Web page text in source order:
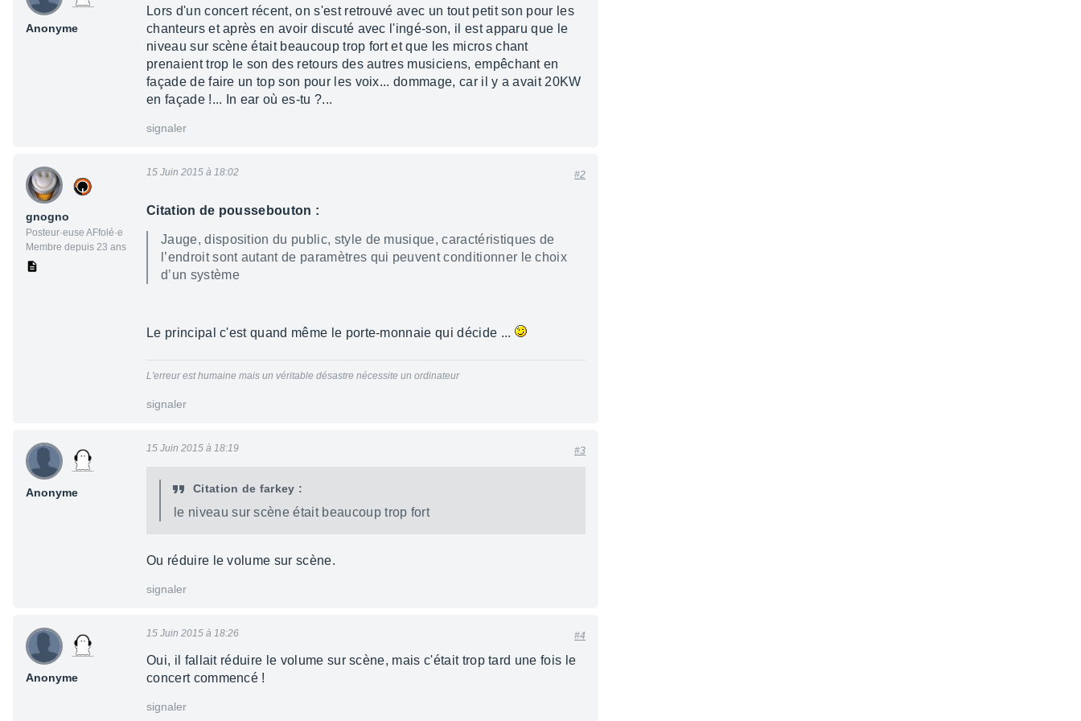
Anonyme
Lors d'un concert récent, on s'est retrouvé avec un tout petit son pour les
chanteurs et après en avoir discuté avec l'ingé-son, il est apparu que le
niveau sur scène était beaucoup trop fort et que les micros chant
prenaient trop le son des retours des autres musiciens, empêchant en
façade de faire un top son pour les voix... dommage, car il y a avait 20KW
en façade !... In ear où es-tu ?...
signaler
gnogno
Posteur·euse AFfolé·e
Membre depuis 23 ans
15 Juin 2015 à 18:02 #2
Citation de poussebouton :
Jauge, disposition du public, style de musique, caractéristiques de
l’endroit sont autant de paramètres qui peuvent conditionner le choix
d’un système
Le principal c'est quand même le porte-monnaie qui décide ...
L'erreur est humaine mais un véritable désastre nécessite un ordinateur
signaler
Anonyme
15 Juin 2015 à 18:19 #3
Citation de farkey :
le niveau sur scène était beaucoup trop fort
Ou réduire le volume sur scène.
signaler
Anonyme
15 Juin 2015 à 18:26 #4
Oui, il fallait réduire le volume sur scène, mais c'était trop tard une fois le
concert commencé !
signaler